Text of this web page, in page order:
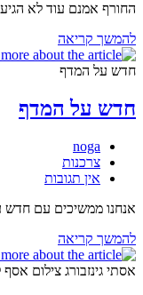
החורף אמנם עוד לא הגיע,
להמשך קריאהגולברי
משיקה
וסריגים
לחורף
חדש על המדף
חדש על המדף
מחבר:
noga
קטגוריה:
צרכנות
תגובות:
אין תגובות
אנחנו ממשיכים עם חדש
להמשך קריאהחדש
על
המדף
אסתי גינזבורג צילום אסף